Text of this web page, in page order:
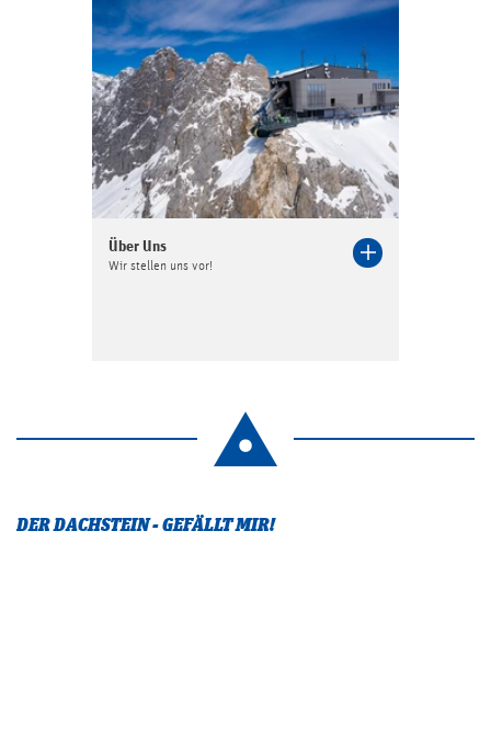
Über Uns
Wir stellen uns vor!
DER DACHSTEIN - GEFÄLLT MIR!